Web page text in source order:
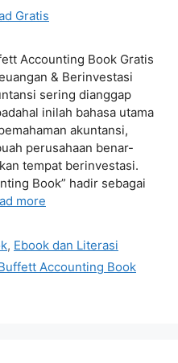
Gratis
Accounting Book Gratis
& Berinvestasi
sering dianggap
inilah bahasa utama
akuntansi,
perusahaan benar-
tempat berinvestasi.
Book” hadir sebagai
more
, Ebook dan Literasi
Accounting Book